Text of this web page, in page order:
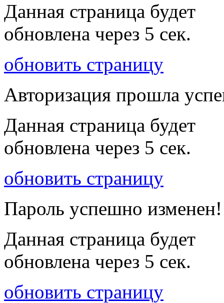
Данная страница будет
обновлена через 5 сек.
обновить страницу
Авторизация прошла
Данная страница будет
обновлена через 5 сек.
обновить страницу
Пароль успешно изменен!
Данная страница будет
обновлена через 5 сек.
обновить страницу